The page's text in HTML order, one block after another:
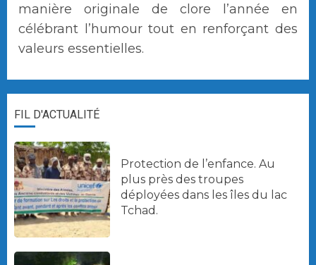
manière originale de clore l’année en
célébrant l’humour tout en renforçant des
valeurs essentielles.
FIL D'ACTUALITÉ
Protection de l’enfance. Au
plus près des troupes
déployées dans les îles du lac
Tchad.